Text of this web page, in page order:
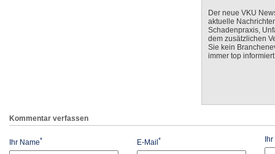
Der neue VKU
aktuelle
Schadenpraxis,
dem zusätzlichen
Sie kein
immer top
Kommentar verfassen
Ihr Name* E-Mail *